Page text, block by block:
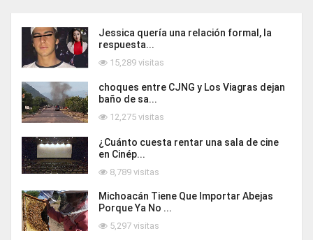
Jessica quería una relación formal, la
respuesta...
15,289 visitas
choques entre CJNG y Los Viagras dejan
baño de sa...
12,275 visitas
¿Cuánto cuesta rentar una sala de cine
en Cinép...
8,789 visitas
Michoacán Tiene Que Importar Abejas
Porque Ya No ...
5,297 visitas